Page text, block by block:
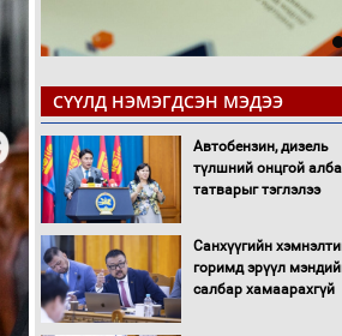
СҮҮЛД НЭМЭГДСЭН МЭДЭЭ
Автобензин, дизель
түлшний онцгой
татварыг тэглэлээ
Санхүүгийн
горимд эрүүл
салбар хамаарахгүй